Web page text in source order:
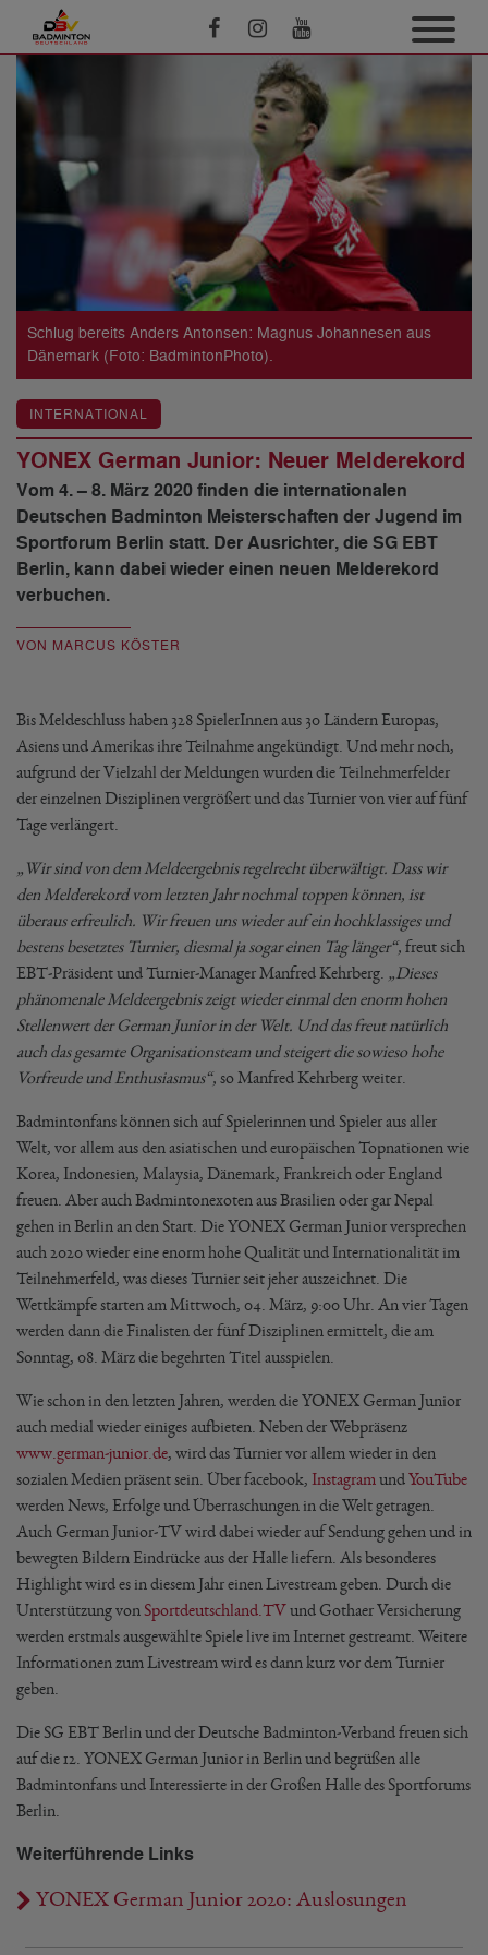
Schlug bereits Anders Antonsen: Magnus Johannesen aus
Dänemark (Foto: BadmintonPhoto).
INTERNATIONAL
YONEX German Junior: Neuer Melderekord
Vom 4. – 8. März 2020 finden die internationalen
Deutschen Badminton Meisterschaften der Jugend im
Sportforum Berlin statt. Der Ausrichter, die SG EBT
Berlin, kann dabei wieder einen neuen Melderekord
verbuchen.
VON MARCUS KÖSTER
Bis Meldeschluss haben 328 SpielerInnen aus 30 Ländern Europas,
Asiens und Amerikas ihre Teilnahme angekündigt. Und mehr noch,
aufgrund der Vielzahl der Meldungen wurden die Teilnehmerfelder
der einzelnen Disziplinen vergrößert und das Turnier von vier auf fünf
Tage verlängert.
„Wir sind von dem Meldeergebnis regelrecht überwältigt. Dass wir
den Melderekord vom letzten Jahr nochmal toppen können, ist
überaus erfreulich. Wir freuen uns wieder auf ein hochklassiges und
bestens besetztes Turnier, diesmal ja sogar einen Tag länger“, freut sich
EBT-Präsident und Turnier-Manager Manfred Kehrberg. „Dieses
phänomenale Meldeergebnis zeigt wieder einmal den enorm hohen
Stellenwert der German Junior in der Welt. Und das freut natürlich
auch das gesamte Organisationsteam und steigert die sowieso hohe
Vorfreude und Enthusiasmus“, so Manfred Kehrberg weiter.
Badmintonfans können sich auf Spielerinnen und Spieler aus aller
Welt, vor allem aus den asiatischen und europäischen Topnationen wie
Korea, Indonesien, Malaysia, Dänemark, Frankreich oder England
freuen. Aber auch Badmintonexoten aus Brasilien oder gar Nepal
gehen in Berlin an den Start. Die YONEX German Junior versprechen
auch 2020 wieder eine enorm hohe Qualität und Internationalität im
Teilnehmerfeld, was dieses Turnier seit jeher auszeichnet. Die
Wettkämpfe starten am Mittwoch, 04. März, 9:00 Uhr. An vier Tagen
werden dann die Finalisten der fünf Disziplinen ermittelt, die am
Sonntag, 08. März die begehrten Titel ausspielen.
Wie schon in den letzten Jahren, werden die YONEX German Junior
auch medial wieder einiges aufbieten. Neben der Webpräsenz
www.german-junior.de, wird das Turnier vor allem wieder in den
sozialen Medien präsent sein. Über facebook, Instagram undYouTube
werden News, Erfolge und Überraschungen in die Welt getragen.
Auch German Junior-TV wird dabei wieder auf Sendung gehen und in
bewegten Bildern Eindrücke aus der Halle liefern. Als besonderes
Highlight wird es in diesem Jahr einen Livestream geben. Durch die
Unterstützung von Sportdeutschland.TVund Gothaer Versicherung
werden erstmals ausgewählte Spiele live im Internet gestreamt. Weitere
Informationen zum Livestream wird es dann kurz vor dem Turnier
geben.
Die SG EBT Berlin und der Deutsche Badminton-Verband freuen sich
auf die 12. YONEX German Junior in Berlin und begrüßen alle
Badmintonfans und Interessierte in der Großen Halle des Sportforums
Berlin.
Weiterführende Links
YONEX German Junior 2020: Auslosungen